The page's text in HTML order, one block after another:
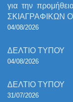
για την
ΣΚΙΑΓΡΑΦΙΚΩΝ
04/08/2026
ΔΕΛΤΙΟ ΤΥΠΟΥ
04/08/2026
ΔΕΛΤΙΟ ΤΥΠΟΥ
31/07/2026